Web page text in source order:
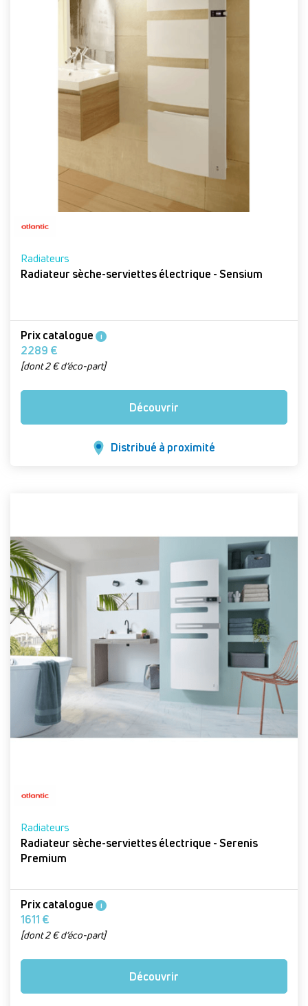
Radiateurs
Radiateur sèche-serviettes électrique - Sensium
Prix catalogue i
2289 €
[dont 2 € d’éco-part]
Découvrir
Distribué à proximité
Radiateurs
Radiateur sèche-serviettes électrique - Serenis
Premium
Prix catalogue i
1611 €
[dont 2 € d’éco-part]
Découvrir